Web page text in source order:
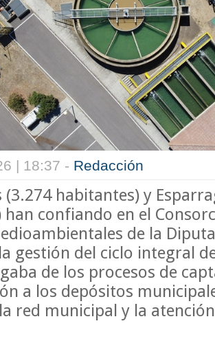
| 18:37 - Redacción
habitantes) y
confiando en el
de la
gestión del ciclo integral
de los procesos de
a los depósitos
red municipal y la